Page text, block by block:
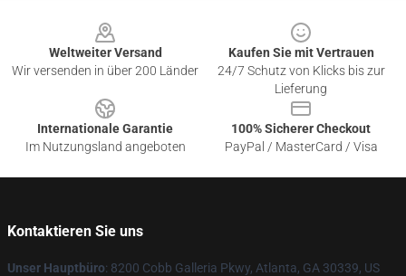
Weltweiter Versand
Wir versenden in über 200 Länder
Kaufen Sie mit Vertrauen
24/7 Schutz von Klicks bis zur
Lieferung
Internationale Garantie
Im Nutzungsland angeboten
100% Sicherer Checkout
PayPal / MasterCard / Visa
Kontaktieren Sie uns
Unser Hauptbüro: 8200 Cobb Galleria Pkwy, Atlanta, GA 30339, US